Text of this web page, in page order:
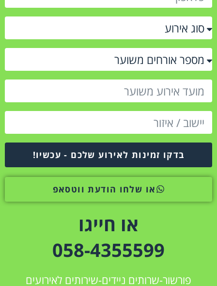
בדקו זמינות לאירוע שלכם - עכשיו!
או שלחו הודעת ווטסאפ
או חייגו
058-4355599
פורשור-שרותים ניידים-שירותים לאירועים